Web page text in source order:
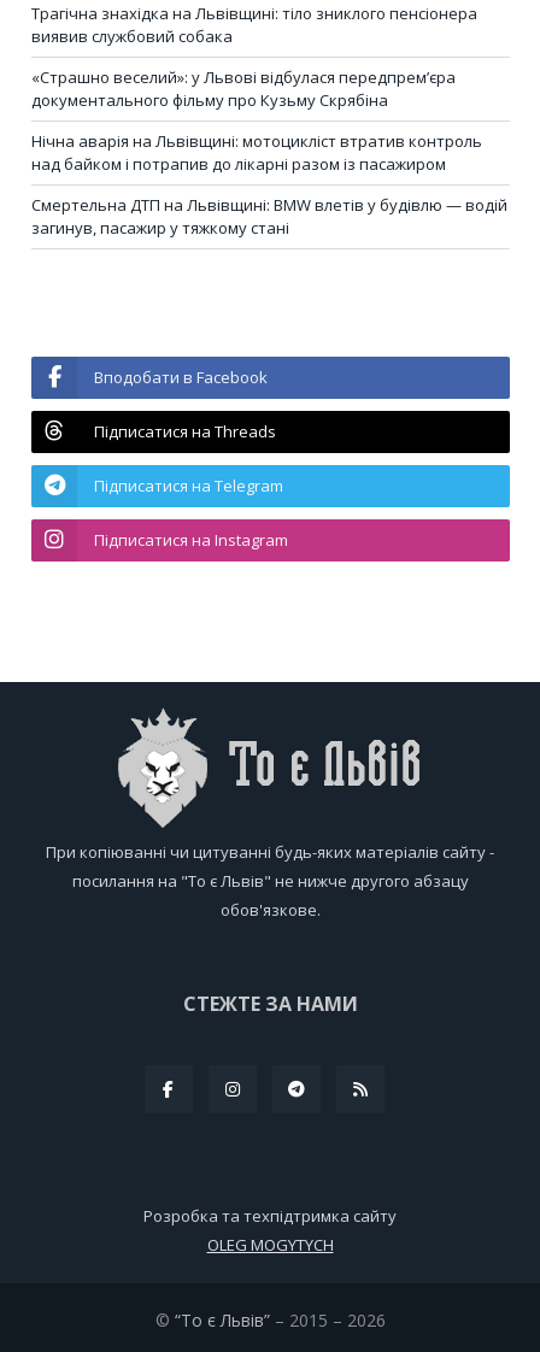
Трагічна знахідка на Львівщині: тіло зниклого пенсіонера
виявив службовий собака
«Страшно веселий»: у Львові відбулася передпрем’єра
документального фільму про Кузьму Скрябіна
Нічна аварія на Львівщині: мотоцикліст втратив контроль
над байком і потрапив до лікарні разом із пасажиром
Смертельна ДТП на Львівщині: BMW влетів у будівлю — водій
загинув, пасажир у тяжкому стані
Вподобати в Facebook
Підписатися на Threads
Підписатися на Telegram
Підписатися на Instagram
При копіюванні чи цитуванні будь-яких матеріалів сайту -
посилання на "То є Львів" не нижче другого абзацу
обов'язкове.
СТЕЖТЕ ЗА НАМИ
Розробка та техпідтримка сайту
OLEG MOGYTYCH
© “То є Львів”– 2015 – 2026